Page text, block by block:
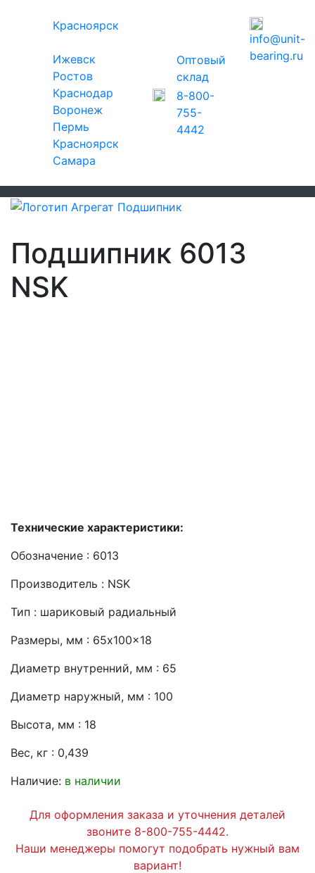
Красноярск
Ижевск
Ростов
Краснодар
Воронеж
Пермь
Красноярск
Самара
Оптовый
склад
8-800-
755-
4442
info@unit-
bearing.ru
Подшипник 6013
NSK
Технические характеристики:
Обозначение : 6013
Производитель : NSK
Тип : шариковый радиальный
Размеры, мм : 65x100x18
Диаметр внутренний, мм : 65
Диаметр наружный, мм : 100
Высота, мм : 18
Вес, кг : 0,439
Наличие: в наличии
Для оформления заказа и уточнения деталей
звоните 8-800-755-4442.
Наши менеджеры помогут подобрать нужный вам
вариант!